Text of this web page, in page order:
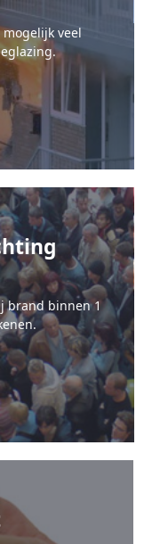
veel
brand binnen 1